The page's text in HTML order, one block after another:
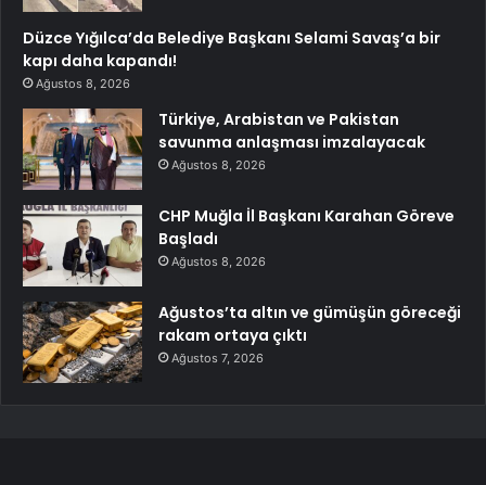
Düzce Yığılca’da Belediye Başkanı Selami Savaş’a bir
kapı daha kapandı!
Ağustos 8, 2026
Türkiye, Arabistan ve Pakistan
savunma anlaşması imzalayacak
Ağustos 8, 2026
CHP Muğla İl Başkanı Karahan Göreve
Başladı
Ağustos 8, 2026
Ağustos’ta altın ve gümüşün göreceği
rakam ortaya çıktı
Ağustos 7, 2026